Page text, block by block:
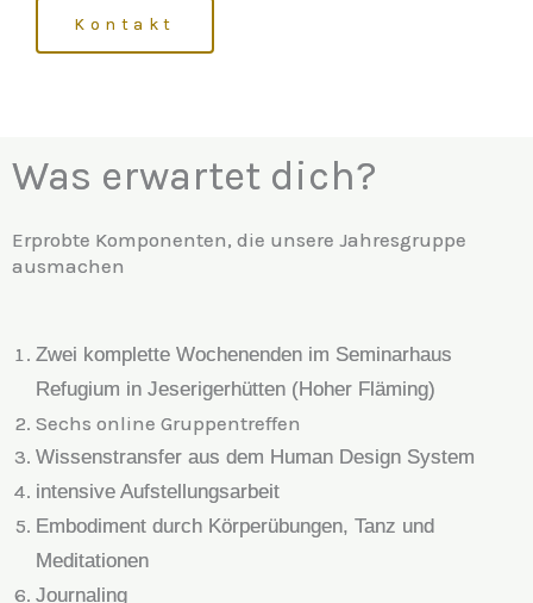
Kontakt
Was erwartet dich?
Erprobte Komponenten, die unsere Jahresgruppe
ausmachen
Zwei komplette Wochenenden im Seminarhaus
Refugium in Jeserigerhütten (Hoher Fläming)
Sechs online Gruppentreffen
Wissenstransfer aus dem Human Design System
intensive Aufstellungsarbeit
Embodiment durch Körperübungen, Tanz und
Meditationen
Journaling